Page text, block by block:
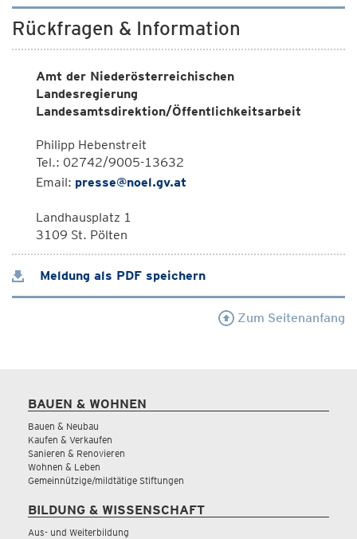
Rückfragen & Information
Amt der Niederösterreichischen
Landesregierung
Landesamtsdirektion/Öffentlichkeitsarbeit
Philipp Hebenstreit
Tel.: 02742/9005-13632
Email: presse@noel.gv.at
Landhausplatz 1
3109 St. Pölten
Meldung als PDF speichern
Zum Seitenanfang
BAUEN & WOHNEN
Bauen & Neubau
Kaufen & Verkaufen
Sanieren & Renovieren
Wohnen & Leben
Gemeinnützige/mildtätige Stiftungen
BILDUNG & WISSENSCHAFT
Aus- und Weiterbildung